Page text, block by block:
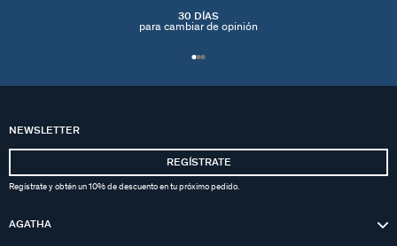
30 DÍAS
para cambiar de opinión
NEWSLETTER
REGÍSTRATE
Regístrate y obtén un 10% de descuento en tu próximo pedido.
AGATHA